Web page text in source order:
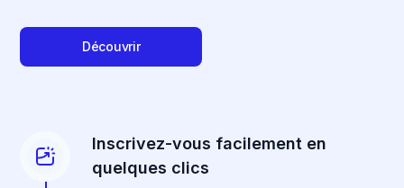
Découvrir
Inscrivez-vous facilement en
quelques clics